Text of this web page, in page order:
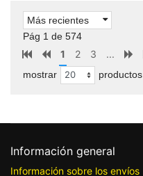
Más recientes
Pág 1 de 574
1 2 3 ...
mostrar productos
Información general
Información sobre los envíos